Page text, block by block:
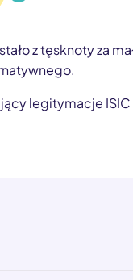
z tęsknoty za
legitymacje